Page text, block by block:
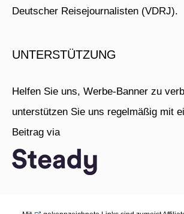
Deutscher Reisejournalisten (VDRJ).
UNTERSTÜTZUNG
Helfen Sie uns, Werbe-Banner zu
unterstützen Sie uns regelmäßig mit
Beitrag via